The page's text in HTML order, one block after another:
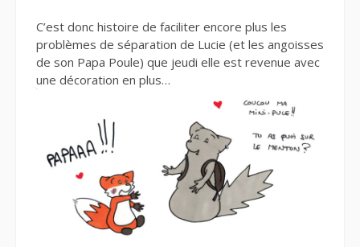
C’est donc histoire de faciliter encore plus les
problèmes de séparation de Lucie (et les angoisses
de son Papa Poule) que jeudi elle est revenue avec
une décoration en plus…